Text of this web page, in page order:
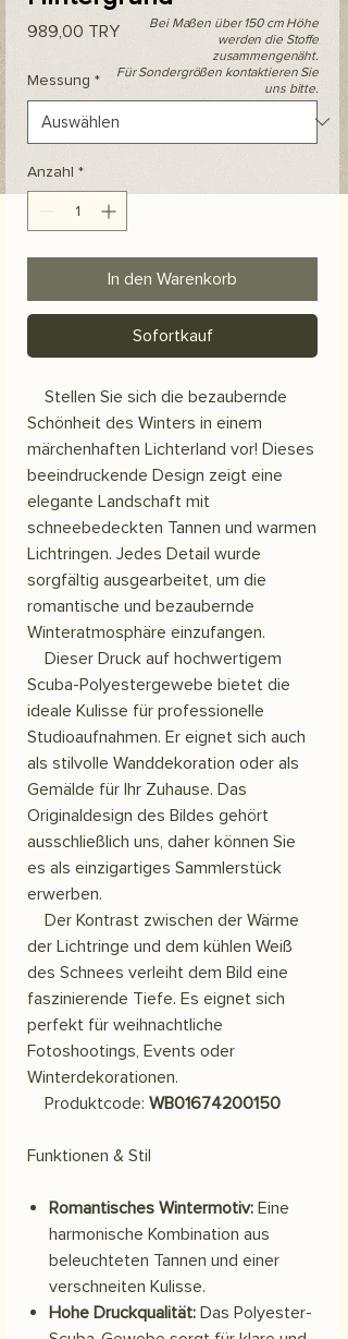
989,00 TRYPreis
Messung *
Anzahl *
In den Warenkorb
Sofortkauf
Stellen Sie sich die bezaubernde
Schönheit des Winters in einem
märchenhaften Lichterland vor! Dieses
beeindruckende Design zeigt eine
elegante Landschaft mit
schneebedeckten Tannen und warmen
Lichtringen. Jedes Detail wurde
sorgfältig ausgearbeitet, um die
romantische und bezaubernde
Winteratmosphäre einzufangen.
Dieser Druck auf hochwertigem
Scuba-Polyestergewebe bietet die
ideale Kulisse für professionelle
Studioaufnahmen. Er eignet sich auch
als stilvolle Wanddekoration oder als
Gemälde für Ihr Zuhause. Das
Originaldesign des Bildes gehört
ausschließlich uns, daher können Sie
es als einzigartiges Sammlerstück
erwerben.
Der Kontrast zwischen der Wärme
der Lichtringe und dem kühlen Weiß
des Schnees verleiht dem Bild eine
faszinierende Tiefe. Es eignet sich
perfekt für weihnachtliche
Fotoshootings, Events oder
Winterdekorationen.
Produktcode: WB01674200150
Funktionen & Stil
Romantisches Wintermotiv: Eine
harmonische Kombination aus
beleuchteten Tannen und einer
verschneiten Kulisse.
Hohe Druckqualität: Das Polyester-
Bei Maßen über 150 cm Höhe
werden die Stoffe
zusammengenäht.
Für Sondergrößen kontaktieren Sie
uns bitte.